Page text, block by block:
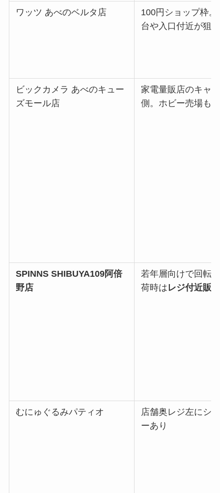
ワッツ あべのベルタ店
100円ショップ枠
台や入口付近が狙
ビックカメラ あべのキュー
ズモール店
家電量販店のキャ
側。ホビー売場も
SPINNS SHIBUYA109阿倍
野店
若年層向けで回転
荷時はレジ付近販
むにゅぐるみパティオ
店舗奥レジ左にシ
ーあり